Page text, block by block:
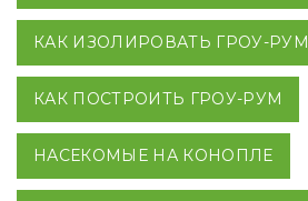
КАК ИЗОЛИРОВАТЬ ГРОУ-РУМ
КАК ПОСТРОИТЬ ГРОУ-РУМ
НАСЕКОМЫЕ НА КОНОПЛЕ